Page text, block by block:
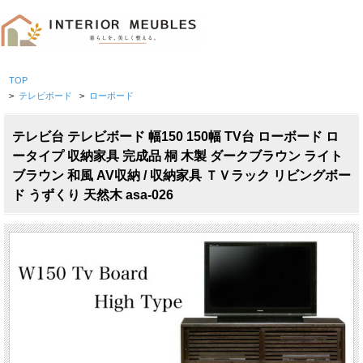
TOP
> テレビボード > ローボード
テレビ台 テレビボード 幅150 150幅 TV台 ローボード ロ
ータイプ 収納家具 完成品 桐 木製 ダークブラウン ライト
ブラウン 和風 AV収納 / 収納家具 ＴＶラック リビングボー
ド うずくり 天然木 asa-026